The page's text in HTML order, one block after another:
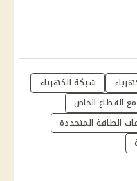
شبكة الكهرباء
القطاع الخاص
الطاقة المتجددة